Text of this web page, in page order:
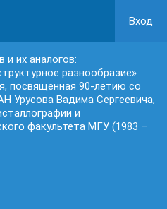
Вход
и их аналогов:
разнообразие»
посвященная 90-летию со
Урусова Вадима Сергеевича,
и
факультета МГУ (1983 –